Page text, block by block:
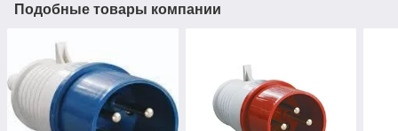
Подобные товары компании